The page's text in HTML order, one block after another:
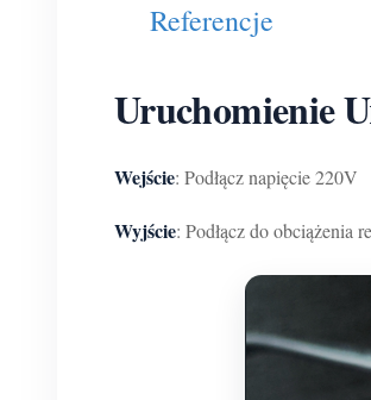
Referencje
Uruchomienie
Wejście: Podłącz napięcie 220V
Wyjście: Podłącz do obciążenia